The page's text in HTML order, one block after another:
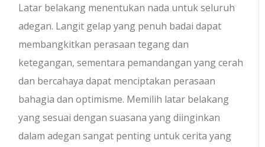
Latar belakang menentukan nada untuk seluruh
adegan. Langit gelap yang penuh badai dapat
membangkitkan perasaan tegang dan
ketegangan, sementara pemandangan yang cerah
dan bercahaya dapat menciptakan perasaan
bahagia dan optimisme. Memilih latar belakang
yang sesuai dengan suasana yang diinginkan
dalam adegan sangat penting untuk cerita yang